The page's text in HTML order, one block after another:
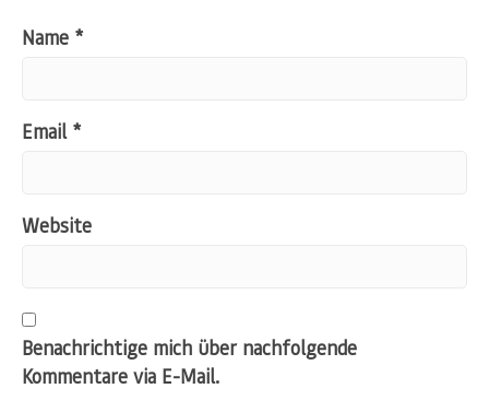
Name *
Email *
Website
Benachrichtige mich über nachfolgende
Kommentare via E-Mail.